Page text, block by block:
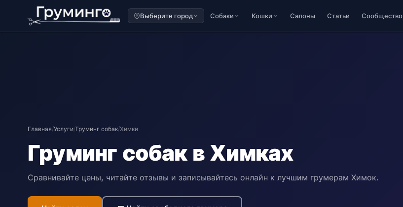
Выберите город Собаки Кошки Салоны Статьи Сообщество
Главная/Услуги/Груминг собак/Химки
Груминг собак в Химках
Сравнивайте цены, читайте отзывы и записывайтесь онлайн к лучшим грумерам Химок.